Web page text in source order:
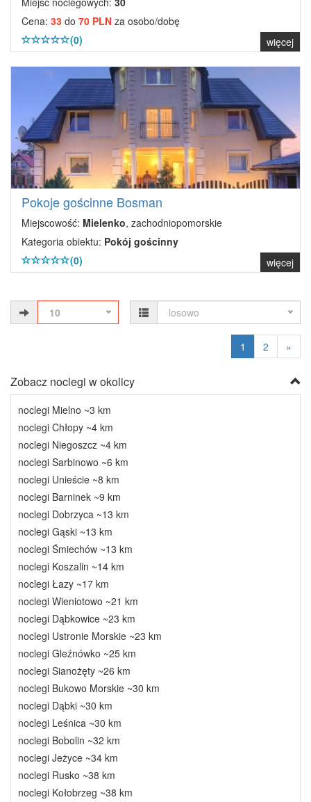
Cena: 33 do 70 PLN za osobo/dobę
(0)
więcej
Pokoje gościnne Bosman
Miejscowość: Mielenko, zachodniopomorskie
Kategoria obiektu: Pokój gościnny
(0)
więcej
10 losowo
1 2 »
Zobacz noclegi w okolicy
noclegi Mielno ~3 km
noclegi Chłopy ~4 km
noclegi Niegoszcz ~4 km
noclegi Sarbinowo ~6 km
noclegi Unieście ~8 km
noclegi Barninek ~9 km
noclegi Dobrzyca ~13 km
noclegi Gąski ~13 km
noclegi Śmiechów ~13 km
noclegi Koszalin ~14 km
noclegi Łazy ~17 km
noclegi Wieniotowo ~21 km
noclegi Dąbkowice ~23 km
noclegi Ustronie Morskie ~23 km
noclegi Gleźnówko ~25 km
noclegi Sianożęty ~26 km
noclegi Bukowo Morskie ~30 km
noclegi Dąbki ~30 km
noclegi Leśnica ~30 km
noclegi Bobolin ~32 km
noclegi Jeżyce ~34 km
noclegi Rusko ~38 km
noclegi Kołobrzeg ~38 km